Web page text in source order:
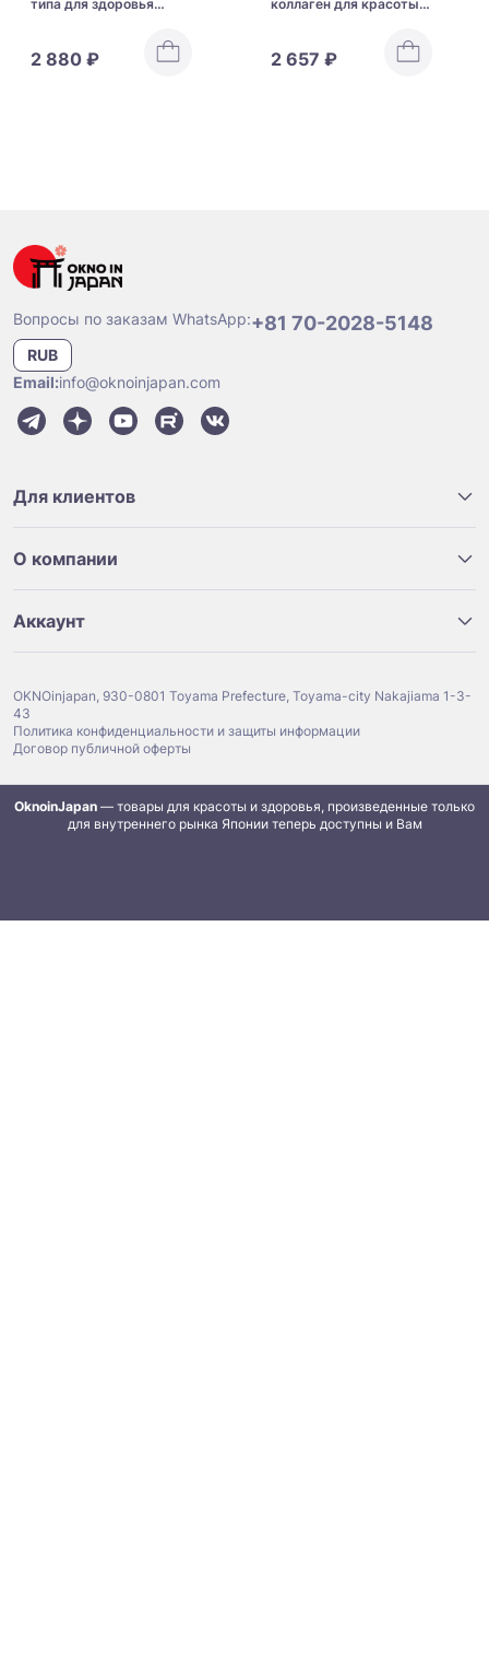
типа для здоровья
2 880 ₽
коллаген для красоты и
Yamamoto Kampo Low
Molecular Collagen 100%
2 657 ₽
Вопросы по заказам WhatsApp:+81 70-2028-5148
RUB
Email:info@oknoinjapan.com
Для клиентов
О компании
Аккаунт
OKNOinjapan, 930-0801 Toyama Prefecture, Toyama-city Nakajiama 1-3-
43
Политика конфиденциальности и защиты информации
Договор публичной оферты
OknoinJapan — товары для красоты и здоровья, произведенные только
для внутреннего рынка Японии теперь доступны и Вам